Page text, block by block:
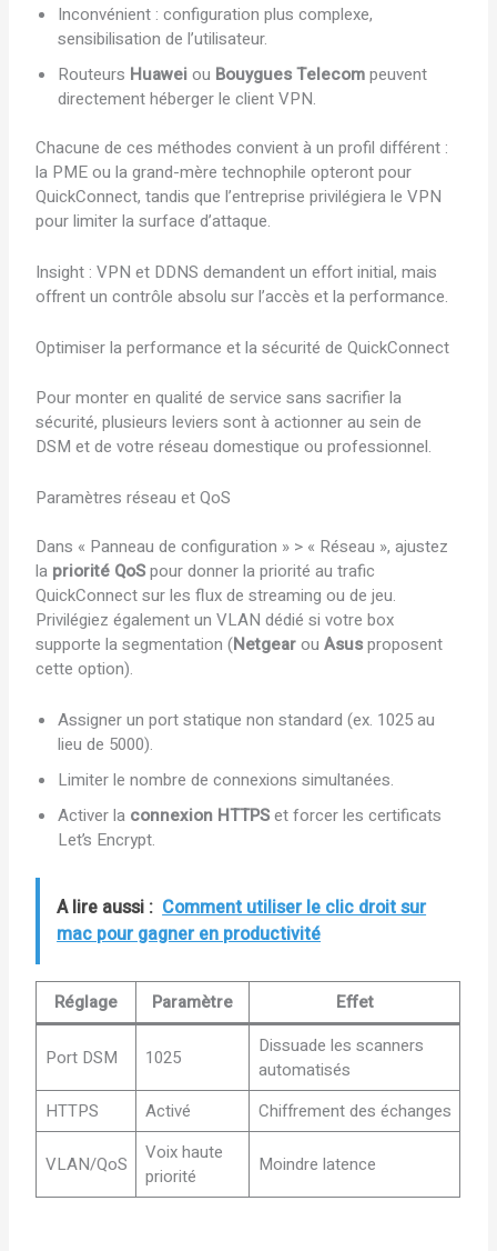
Inconvénient : configuration plus complexe,
sensibilisation de l’utilisateur.
Routeurs Huaweiou Bouygues Telecompeuvent
directement héberger le client VPN.
Chacune de ces méthodes convient à un profil différent :
la PME ou la grand-mère technophile opteront pour
QuickConnect, tandis que l’entreprise privilégiera le VPN
pour limiter la surface d’attaque.
Insight : VPN et DDNS demandent un effort initial, mais
offrent un contrôle absolu sur l’accès et la performance.
Optimiser la performance et la sécurité de QuickConnect
Pour monter en qualité de service sans sacrifier la
sécurité, plusieurs leviers sont à actionner au sein de
DSM et de votre réseau domestique ou professionnel.
Paramètres réseau et QoS
Dans « Panneau de configuration » > « Réseau », ajustez
la priorité QoSpour donner la priorité au trafic
QuickConnect sur les flux de streaming ou de jeu.
Privilégiez également un VLAN dédié si votre box
supporte la segmentation (NetgearouAsusproposent
cette option).
Assigner un port statique non standard (ex. 1025 au
lieu de 5000).
Limiter le nombre de connexions simultanées.
Activer la connexion HTTPSet forcer les certificats
Let’s Encrypt.
A lire aussi : Comment utiliser le clic droit sur
mac pour gagner en productivité
Réglage Paramètre Effet
Port DSM 1025
Dissuade les scanners
automatisés
HTTPS
Activé Chiffrement des échanges
VLAN/QoS
Voix haute
priorité
Moindre latence